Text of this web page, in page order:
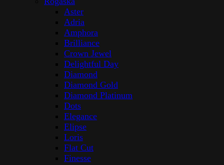
Aster
Adria
Amphora
Brilliance
Crown Jewel
Delightful Day
Diamond
Diamond Gold
Diamond Platinum
Dots
Elegance
Elipse
Loris
Flat Cut
Finesse